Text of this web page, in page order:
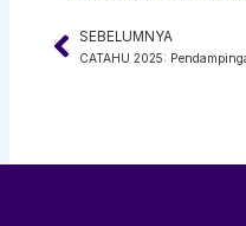
Prev
SEBELUMNYA